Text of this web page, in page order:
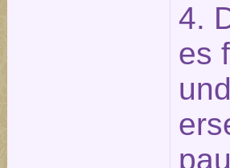
4.
es